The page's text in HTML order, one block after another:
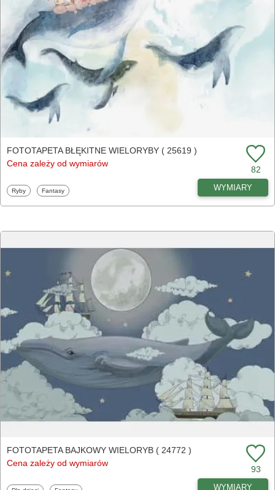
FOTOTAPETA BŁĘKITNE WIELORYBY ( 25619 )
Cena zależy od wymiarów
82
Fototapety
Ryby Fototapety
Fantasy WYMIARY
FOTOTAPETA BAJKOWY WIELORYB ( 24772 )
Cena zależy od wymiarów
93
WYMIARY